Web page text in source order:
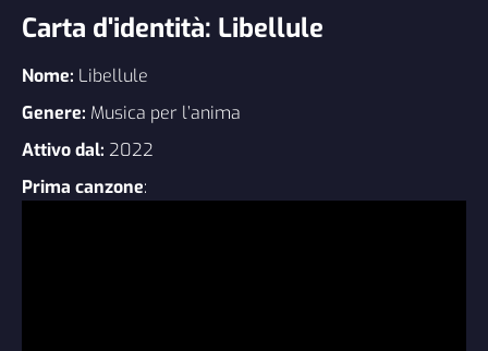
Carta d'identità: Libellule
Nome: Libellule
Genere: Musica per l’anima
Attivo dal: 2022
Prima canzone: